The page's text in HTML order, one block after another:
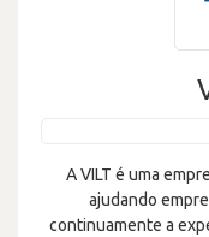
A VILT é uma
ajudando
continuamente a